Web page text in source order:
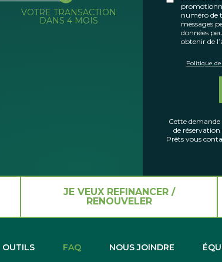
VOTRE TRANSACTION
DANS 4 MOIS
numéro de
messages
données
obtenir de
Politique
Cette
de
Prêts vous
JE VEUX REFINANCER /
RENOUVELER
OUTILS FAQ NOUS JOINDRE